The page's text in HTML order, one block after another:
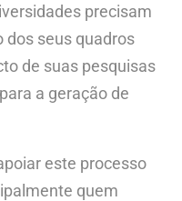
precisam
dos seus quadros
de suas pesquisas
a geração de
este processo
quem